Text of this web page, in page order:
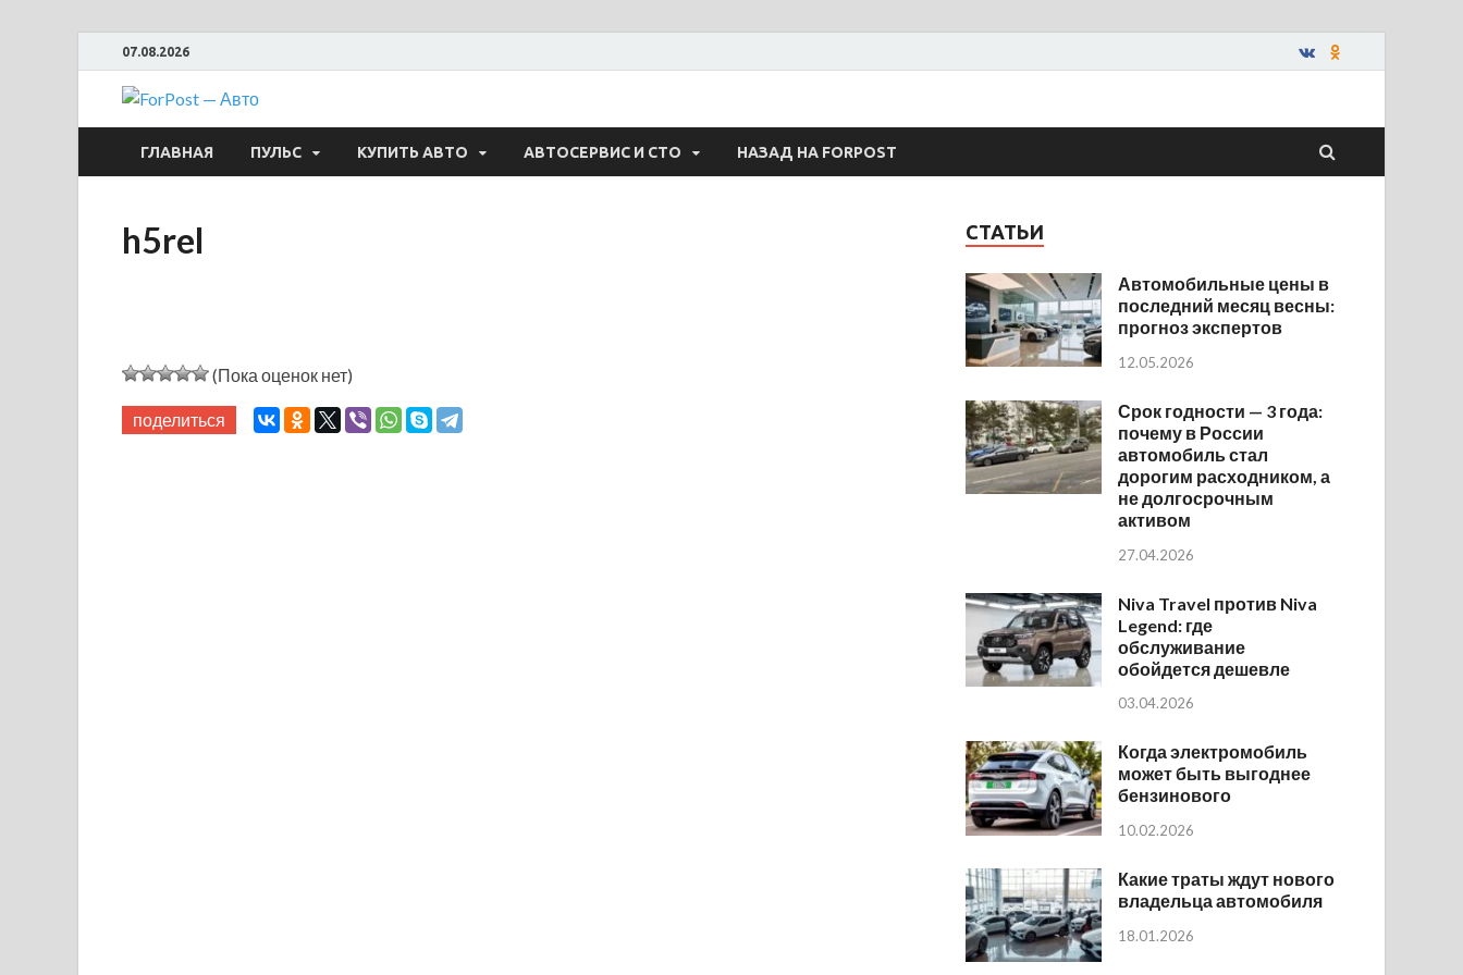
07.08.2026
ForPost — Авто
ГЛАВНАЯ ПУЛЬС КУПИТЬ АВТО АВТОСЕРВИС И СТО НАЗАД НА FORPOST
h5rel
(Пока оценок нет)
поделиться
СТАТЬИ
Автомобильные цены в
последний месяц весны:
прогноз экспертов
12.05.2026
Срок годности — 3 года:
почему в России
автомобиль стал
дорогим расходником, а
не долгосрочным
активом
27.04.2026
Niva Travel против Niva
Legend: где
обслуживание
обойдется дешевле
03.04.2026
Когда электромобиль
может быть выгоднее
бензинового
10.02.2026
Какие траты ждут нового
владельца автомобиля
18.01.2026